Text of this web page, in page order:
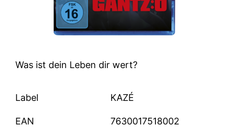
Was ist dein Leben dir wert?
Label KAZÉ
EAN 7630017518002